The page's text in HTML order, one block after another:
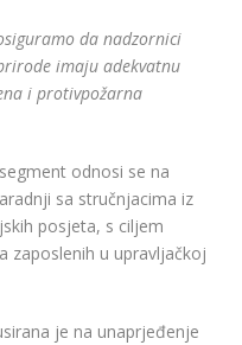
da nadzornici
imaju adekvatnu
i protivpožarna
odnosi se na
sa stručnjacima iz
posjeta, s ciljem
zaposlenih u upravljačkoj
je na unaprjeđenje